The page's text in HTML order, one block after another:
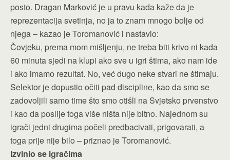
posto. Dragan Marković je u pravu kada kaže da je
reprezentacija svetinja, no ja to znam mnogo bolje od
njega – kazao je Toromanović i nastavio:
Čovjeku, prema mom mišljenju, ne treba biti krivo ni kada
60 minuta sjedi na klupi ako sve u igri štima, ako nam ide
i ako imamo rezultat. No, već dugo neke stvari ne štimaju.
Selektor je dopustio očiti pad discipline, kao da smo se
zadovoljili samo time što smo otišli na Svjetsko prvenstvo
i kao da poslije toga više ništa nije bitno. Najednom su
igrači jedni drugima počeli predbacivati, prigovarati, a
toga prije nije bilo – priznao je Toromanović.
Izvinio se igračima